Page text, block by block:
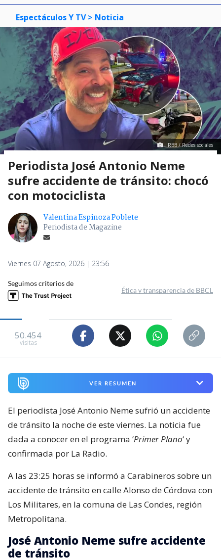
Espectáculos Y TV > Noticia
RBB / Redes sociales
Periodista José Antonio Neme
sufre accidente de tránsito: chocó
con motociclista
Valentina Espinoza Poblete
Periodista de Magazine
Viernes 07 Agosto, 2026 | 23:56
Seguimos criterios de
Ética y transparencia de BBCL
50.454
visitas
VER RESUMEN
El periodista José Antonio Neme sufrió un accidente
de tránsito la noche de este viernes. La noticia fue
dada a conocer en el programa ‘Primer Plano‘ y
confirmada por La Radio.
A las 23:25 horas se informó a Carabineros sobre un
accidente de tránsito en calle Alonso de Córdova con
Los Militares, en la comuna de Las Condes, región
Metropolitana.
José Antonio Neme sufre accidente
de tránsito